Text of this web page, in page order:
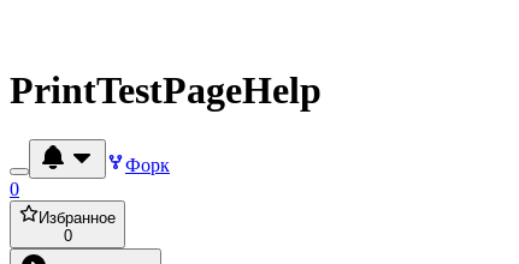
PrintTestPageHelp
Форк
0
Избранное
0